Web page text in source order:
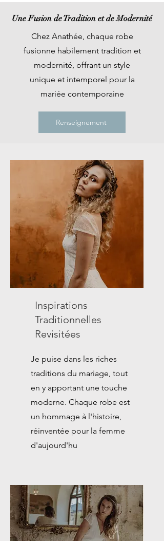
Une Fusion de Tradition et de Modernité
Chez Anathée, chaque robe
fusionne habilement tradition et
modernité, offrant un style
unique et intemporel pour la
mariée contemporaine
Renseignement
Inspirations
Traditionnelles
Revisitées
Je puise dans les riches
traditions du mariage, tout
en y apportant une touche
moderne. Chaque robe est
un hommage à l'histoire,
réinventée pour la femme
d'aujourd'hu